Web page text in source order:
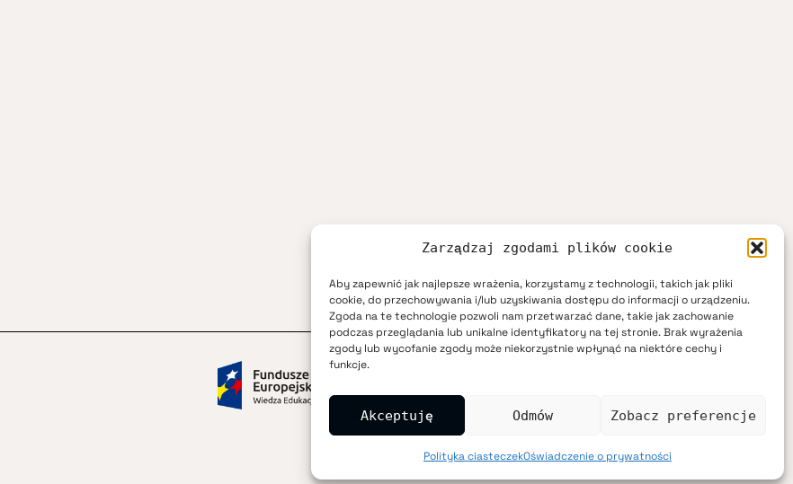
Zarządzaj zgodami plików cookie
Aby zapewnić jak najlepsze wrażenia, korzystamy z technologii, takich jak pliki
cookie, do przechowywania i/lub uzyskiwania dostępu do informacji o urządzeniu.
Zgoda na te technologie pozwoli nam przetwarzać dane, takie jak zachowanie
podczas przeglądania lub unikalne identyfikatory na tej stronie. Brak wyrażenia
zgody lub wycofanie zgody może niekorzystnie wpłynąć na niektóre cechy i
funkcje.
Akceptuję Odmów Zobacz preferencje
Polityka ciasteczekOświadczenie o prywatności